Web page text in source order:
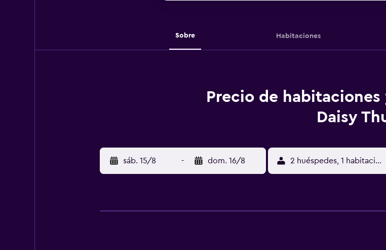
Sobre Habitaciones
Precio de
Daisy
sáb. 15/8 - dom. 16/8 2 huéspedes, 1 habitación